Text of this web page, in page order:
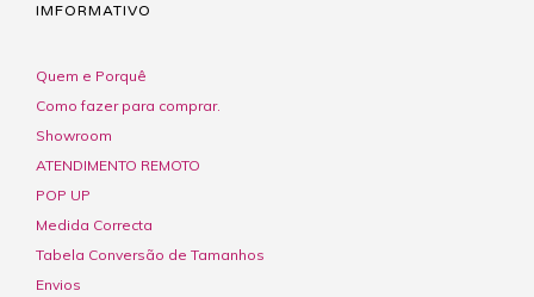
IMFORMATIVO
Quem e Porquê
Como fazer para comprar.
Showroom
ATENDIMENTO REMOTO
POP UP
Medida Correcta
Tabela Conversão de Tamanhos
Envios